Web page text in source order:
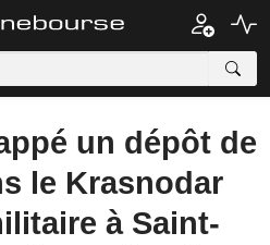
un dépôt de
le Krasnodar
à Saint-